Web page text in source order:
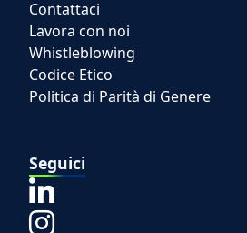
Contattaci
Lavora con noi
Whistleblowing
Codice Etico
Politica di Parità di Genere
Seguici